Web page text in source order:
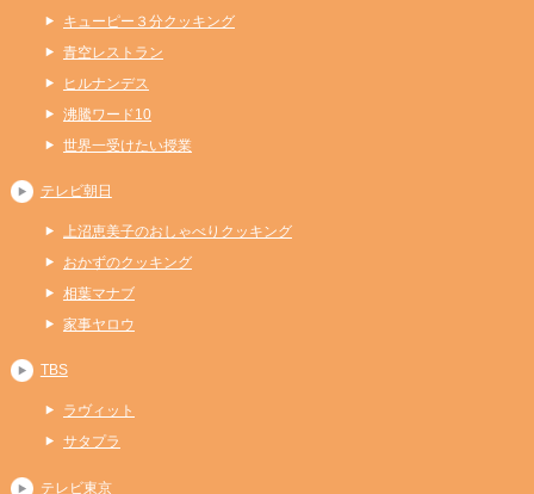
キューピー３分クッキング
青空レストラン
ヒルナンデス
沸騰ワード10
世界一受けたい授業
テレビ朝日
上沼恵美子のおしゃべりクッキング
おかずのクッキング
相葉マナブ
家事ヤロウ
TBS
ラヴィット
サタプラ
テレビ東京